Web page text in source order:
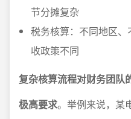
节分摊复杂
税务核算：不同地区
收政策不同
复杂核算流程对财务团队
极高要求。举例来说，某